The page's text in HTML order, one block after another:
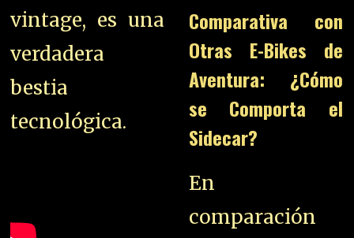
vintage, es una
verdadera
bestia
tecnológica.
Comparativa con
Otras E-Bikes de
Aventura: ¿Cómo
se Comporta el
Sidecar?
En
comparación